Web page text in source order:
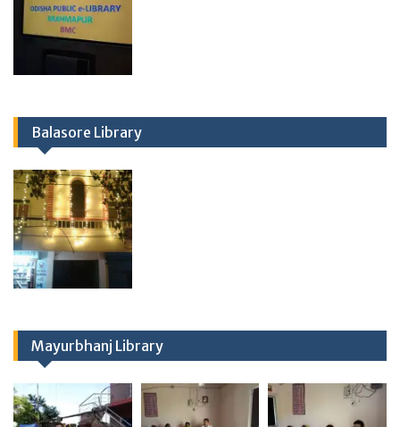
Balasore Library
Mayurbhanj Library